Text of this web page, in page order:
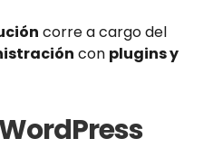
corre a cargo del
con plugins y